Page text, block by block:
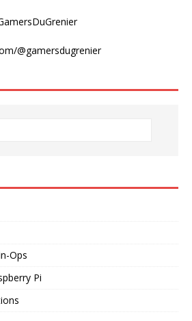
@gamersdugrenier
Ops
Pi